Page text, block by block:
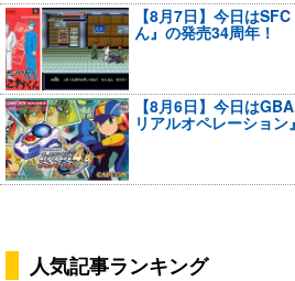
【8月7日】今日は
ん』の発売34周年！
【8月6日】今日は
リアルオペレーション
人気記事ランキング